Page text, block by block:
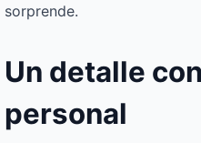
sorprende.
Un detalle
personal